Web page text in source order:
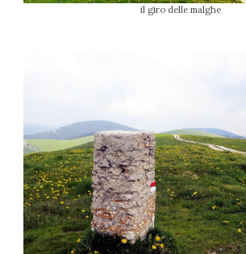
il giro delle malghe